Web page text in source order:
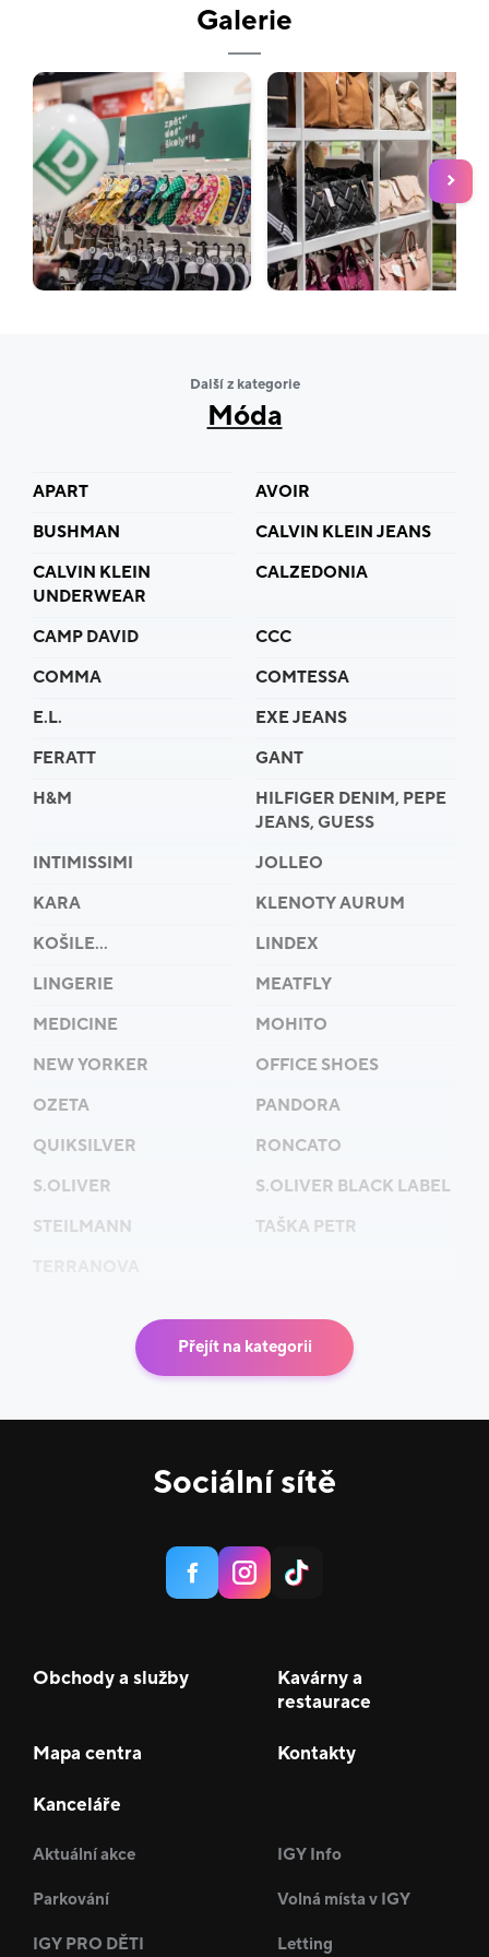
Těšíme se na vaši návštěvu!
Galerie
Další z kategorie
Móda
APART
AVOIR
BUSHMAN
CALVIN KLEIN JEANS
CALVIN KLEIN
UNDERWEAR
CALZEDONIA
CAMP DAVID
CCC
COMMA
COMTESSA
E.L.
EXE JEANS
FERATT
GANT
H&M
HILFIGER DENIM, PEPE
JEANS, GUESS
INTIMISSIMI
JOLLEO
KARA
KLENOTY AURUM
KOŠILE...
LINDEX
LINGERIE
MEATFLY
MEDICINE
MOHITO
NEW YORKER
OFFICE SHOES
OZETA
PANDORA
QUIKSILVER
RONCATO
S.OLIVER
S.OLIVER BLACK LABEL
STEILMANN
TAŠKA PETR
Přejít na kategorii
Sociální sítě
Obchody a služby
Kavárny a
restaurace
Mapa centra Kontakty
Kanceláře
Aktuální akce IGY Info
Parkování Volná místa v IGY
IGY PRO DĚTI Letting